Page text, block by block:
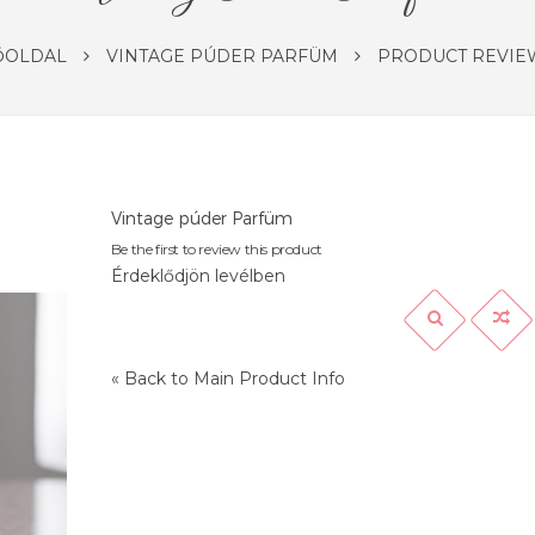
VINTAGE PÚDER PARFÜM PRODUCT
Vintage púder Parfüm
Be the first to review this product
Érdeklődjön levélben
« Back to Main Product Info